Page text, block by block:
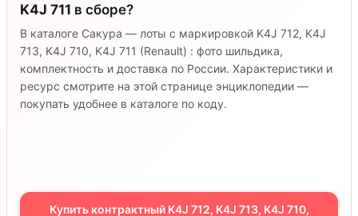
K4J 711 в сборе?
В каталоге Сакура — лоты с маркировкой K4J 712, K4J
713, K4J 710, K4J 711 (Renault) : фото шильдика,
комплектность и доставка по России. Характеристики и
ресурс смотрите на этой странице энциклопедии —
покупать удобнее в каталоге по коду.
Купить контрактный K4J 712, K4J 713, K4J 710,